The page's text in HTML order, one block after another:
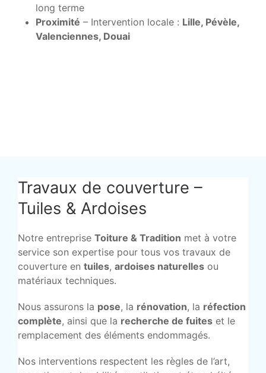
long terme
Proximité – Intervention locale : Lille, Pévèle,
Valenciennes, Douai
Travaux de couverture –
Tuiles & Ardoises
Notre entreprise Toiture & Tradition met à votre
service son expertise pour tous vos travaux de
couverture en tuiles, ardoises naturelles ou
matériaux techniques.
Nous assurons la pose, la rénovation, la réfection
complète, ainsi que la recherche de fuites et le
remplacement des éléments endommagés.
Nos interventions respectent les règles de l’art,